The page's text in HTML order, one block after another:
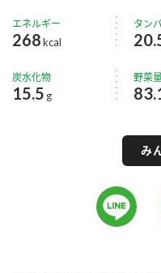
エネルギー
268kcal
タン
炭水化物
15.5 g
野菜